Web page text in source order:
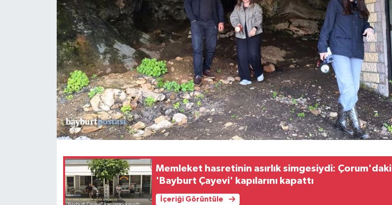
Memleket hasretinin asırlık simgesiydi: Çorum'daki
'Bayburt Çayevi' kapılarını kapattı
İçeriği Görüntüle